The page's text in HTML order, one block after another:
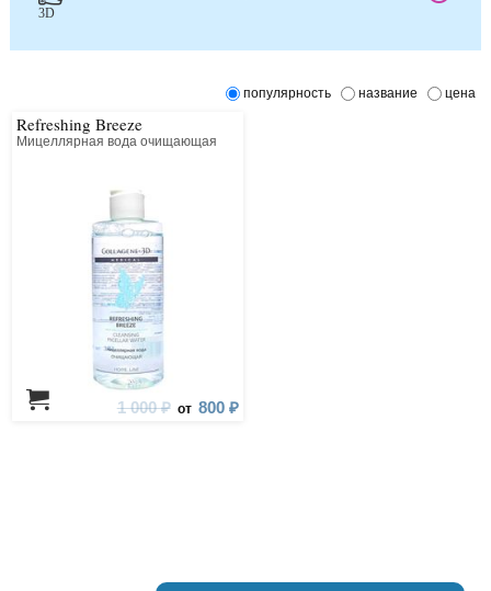
3D
популярность название цена
Refreshing Breeze
Мицеллярная вода очищающая
1 000 ₽ от 800 ₽